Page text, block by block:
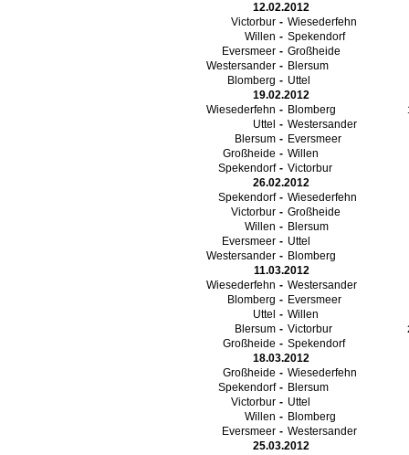
12.02.2012
Victorbur - Wiesederfehn
Willen - Spekendorf
Eversmeer - Großheide
Westersander - Blersum
Blomberg - Uttel
19.02.2012
Wiesederfehn - Blomberg
Uttel - Westersander
Blersum - Eversmeer
Großheide - Willen
Spekendorf - Victorbur
26.02.2012
Spekendorf - Wiesederfehn
Victorbur - Großheide
Willen - Blersum
Eversmeer - Uttel
Westersander - Blomberg
11.03.2012
Wiesederfehn - Westersander
Blomberg - Eversmeer
Uttel - Willen
Blersum - Victorbur
Großheide - Spekendorf
18.03.2012
Großheide - Wiesederfehn
Spekendorf - Blersum
Victorbur - Uttel
Willen - Blomberg
Eversmeer - Westersander
25.03.2012